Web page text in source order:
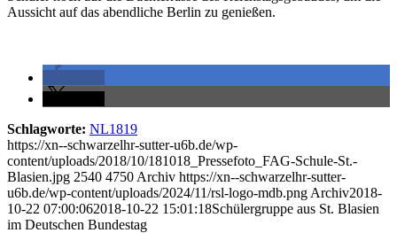
Aussicht auf das abendliche Berlin zu genießen.
Schlagworte: NL1819
https://xn--schwarzelhr-sutter-u6b.de/wp-
content/uploads/2018/10/181018_Pressefoto_FAG-Schule-St.-
Blasien.jpg 2540 4750 Archiv https://xn--schwarzelhr-sutter-
u6b.de/wp-content/uploads/2024/11/rsl-logo-mdb.png Archiv2018-
10-22 07:00:062018-10-22 15:01:18Schülergruppe aus St. Blasien
im Deutschen Bundestag